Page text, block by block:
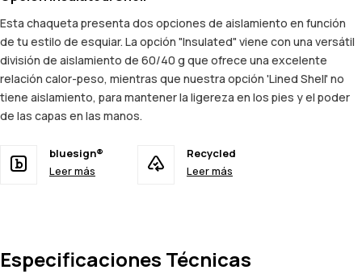
Esta chaqueta presenta dos opciones de aislamiento en función
de tu estilo de esquiar. La opción "Insulated" viene con una versátil
división de aislamiento de 60/40 g que ofrece una excelente
relación calor-peso, mientras que nuestra opción 'Lined Shell' no
tiene aislamiento, para mantener la ligereza en los pies y el poder
de las capas en las manos.
bluesign®
Leer más
Recycled
Leer más
Especificaciones Técnicas